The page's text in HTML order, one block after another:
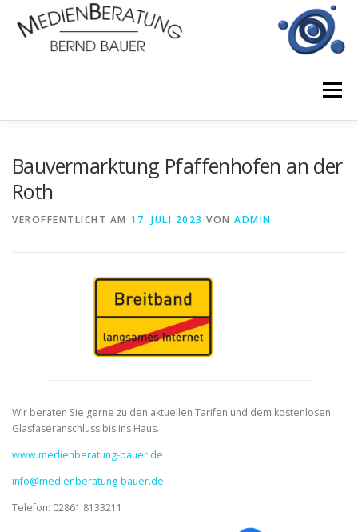
Inhalt
springen
Menü
NEWS UND PROJEKTE PARTNER
Bauvermarktung Pfaffenhofen an der
Roth
VERÖFFENTLICHT AM 17. JULI 2023 VON ADMIN
Wir beraten Sie gerne zu den aktuellen Tarifen und dem kostenlosen
Glasfaseranschluss bis ins Haus.
www.medienberatung-bauer.de
info@medienberatung-bauer.de
Telefon: 02861 8133211